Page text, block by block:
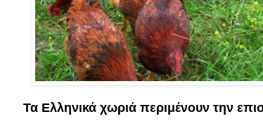
Τα Ελληνικά χωριά περιμένουν την